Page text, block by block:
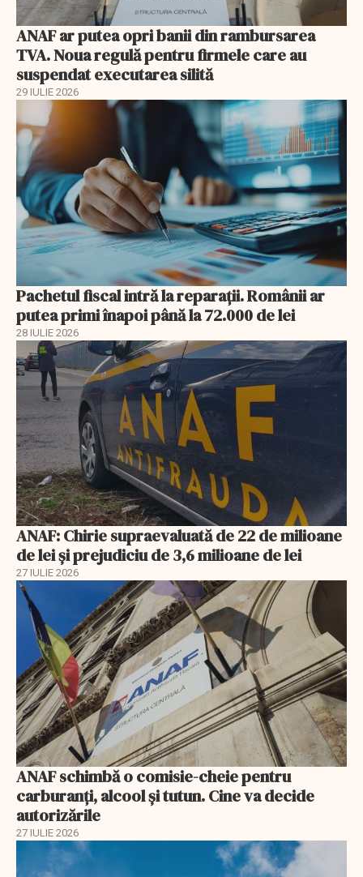
ANAF ar putea opri banii din rambursarea
TVA. Noua regulă pentru firmele care au
suspendat executarea silită
29 IULIE 2026
Pachetul fiscal intră la reparații. Românii ar
putea primi înapoi până la 72.000 de lei
28 IULIE 2026
ANAF: Chirie supraevaluată de 22 de milioane
de lei și prejudiciu de 3,6 milioane de lei
27 IULIE 2026
ANAF schimbă o comisie-cheie pentru
carburanți, alcool și tutun. Cine va decide
autorizările
27 IULIE 2026